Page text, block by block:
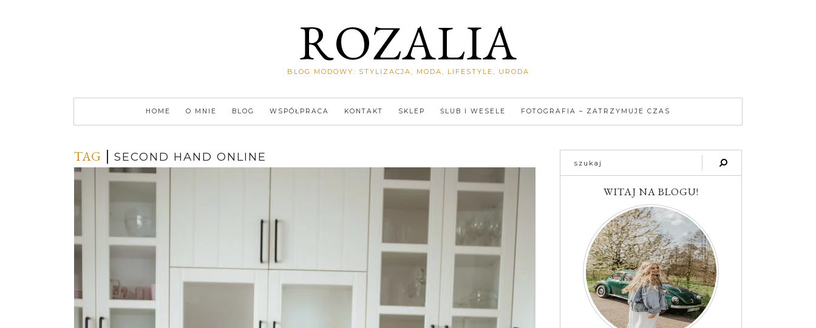
ROZALIA
BLOG MODOWY: STYLIZACJA, MODA, LIFESTYLE, URODA
HOME O MNIE BLOG WSPÓŁPRACA KONTAKT SKLEP ŚLUB I WESELE FOTOGRAFIA – ZATRZYMUJE CZAS
TAG SECOND HAND ONLINE
WITAJ NA BLOGU!